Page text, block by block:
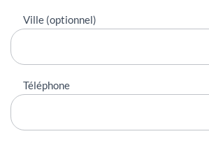
Ville (optionnel)
Téléphone